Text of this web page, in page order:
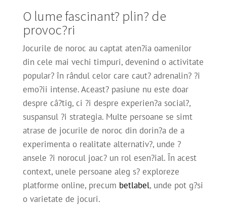
O lume fascinant? plin? de
provoc?ri
Jocurile de noroc au captat aten?ia oamenilor
din cele mai vechi timpuri, devenind o activitate
popular? în rândul celor care caut? adrenalin? ?i
emo?ii intense. Aceast? pasiune nu este doar
despre câ?tig, ci ?i despre experien?a social?,
suspansul ?i strategia. Multe persoane se simt
atrase de jocurile de noroc din dorin?a de a
experimenta o realitate alternativ?, unde ?
ansele ?i norocul joac? un rol esen?ial. În acest
context, unele persoane aleg s? exploreze
platforme online, precum betlabel, unde pot g?si
o varietate de jocuri.